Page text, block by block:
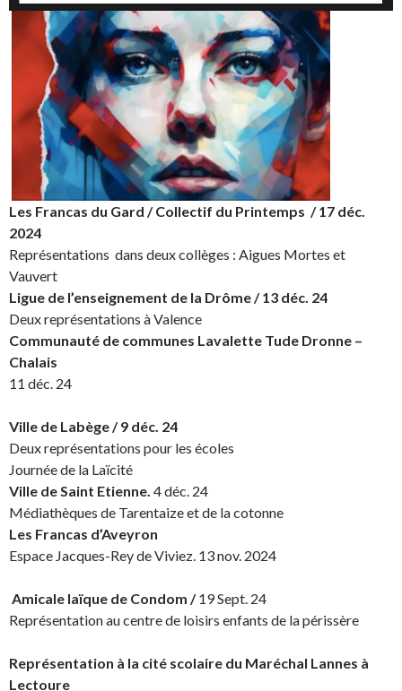
Les Francas du Gard / Collectif du Printemps / 17 déc.
2024
Représentations dans deux collèges : Aigues Mortes et
Vauvert
Ligue de l’enseignement de la Drôme / 13 déc. 24
Deux représentations à Valence
Communauté de communes Lavalette Tude Dronne –
Chalais
11 déc. 24
Ville de Labège / 9 déc. 24
Deux représentations pour les écoles
Journée de la Laïcité
Ville de Saint Etienne. 4 déc. 24
Médiathèques de Tarentaize et de la cotonne
Les Francas d’Aveyron
Espace Jacques-Rey de Viviez. 13 nov. 2024
Amicale laïque de Condom /19 Sept. 24
Représentation au centre de loisirs enfants de la périssère
Représentation à la cité scolaire du Maréchal Lannes à
Lectoure